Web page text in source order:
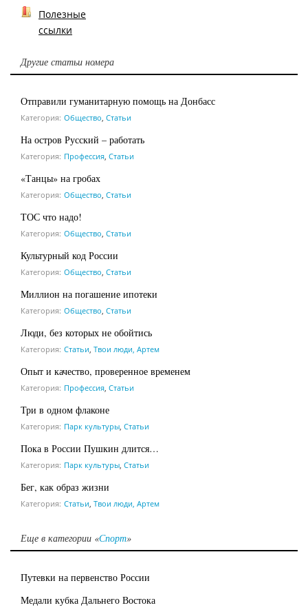
Полезные
ссылки
Другие статьи номера
Отправили гуманитарную помощь на Донбасс
Категория: Общество, Статьи
На остров Русский – работать
Категория: Профессия, Статьи
«Танцы» на гробах
Категория: Общество, Статьи
ТОС что надо!
Категория: Общество, Статьи
Культурный код России
Категория: Общество, Статьи
Миллион на погашение ипотеки
Категория: Общество, Статьи
Люди, без которых не обойтись
Категория: Статьи, Твои люди, Артем
Опыт и качество, проверенное временем
Категория: Профессия, Статьи
Три в одном флаконе
Категория: Парк культуры, Статьи
Пока в России Пушкин длится…
Категория: Парк культуры, Статьи
Бег, как образ жизни
Категория: Статьи, Твои люди, Артем
Еще в категории «Спорт»
Путевки на первенство России
Медали кубка Дальнего Востока